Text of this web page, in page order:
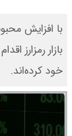
با افزایش
بازار رمزارز
خود کرده‌اند.